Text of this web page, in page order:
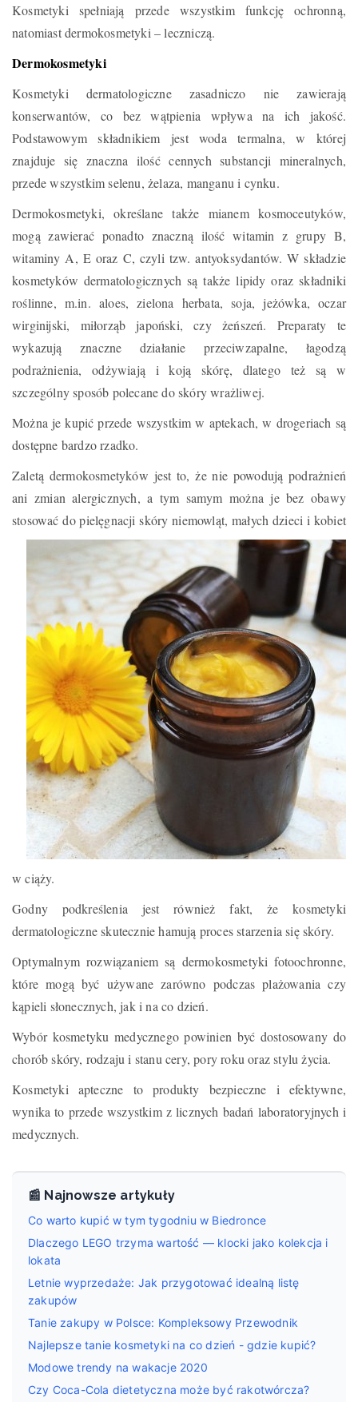
Kosmetyki spełniają przede wszystkim funkcję ochronną,
natomiast dermokosmetyki – leczniczą.
Dermokosmetyki
Kosmetyki dermatologiczne zasadniczo nie zawierają
konserwantów, co bez wątpienia wpływa na ich jakość.
Podstawowym składnikiem jest woda termalna, w której
znajduje się znaczna ilość cennych substancji mineralnych,
przede wszystkim selenu, żelaza, manganu i cynku.
Dermokosmetyki, określane także mianem kosmoceutyków,
mogą zawierać ponadto znaczną ilość witamin z grupy B,
witaminy A, E oraz C, czyli tzw. antyoksydantów. W składzie
kosmetyków dermatologicznych są także lipidy oraz składniki
roślinne, m.in. aloes, zielona herbata, soja, jeżówka, oczar
wirginijski, miłorząb japoński, czy żeńszeń. Preparaty te
wykazują znaczne działanie przeciwzapalne, łagodzą
podrażnienia, odżywiają i koją skórę, dlatego też są w
szczególny sposób polecane do skóry wrażliwej.
Można je kupić przede wszystkim w aptekach, w drogeriach są
dostępne bardzo rzadko.
Zaletą dermokosmetyków jest to, że nie powodują podrażnień
ani zmian alergicznych, a tym samym można je bez obawy
stosować do pielęgnacji skóry​niemowląt, małych dzieci i kobiet
w ciąży.
Godny podkreślenia jest również fakt, że kosmetyki
dermatologiczne skutecznie hamują proces starzenia się skóry.
Optymalnym rozwiązaniem są dermokosmetyki fotoochronne,
które mogą być używane zarówno podczas plażowania czy
kąpieli słonecznych, jak i na co dzień.
Wybór kosmetyku medycznego powinien być dostosowany do
chorób skóry, rodzaju i stanu cery, pory roku oraz stylu życia.
Kosmetyki apteczne to produkty bezpieczne i efektywne,
wynika to przede wszystkim z licznych badań laboratoryjnych i
medycznych.
📰 Najnowsze artykuły
Co warto kupić w tym tygodniu w Biedronce
Dlaczego LEGO trzyma wartość — klocki jako kolekcja i
lokata
Letnie wyprzedaże: Jak przygotować idealną listę
zakupów
Tanie zakupy w Polsce: Kompleksowy Przewodnik
Najlepsze tanie kosmetyki na co dzień - gdzie kupić?
Modowe trendy na wakacje 2020
Czy Coca-Cola dietetyczna może być rakotwórcza?